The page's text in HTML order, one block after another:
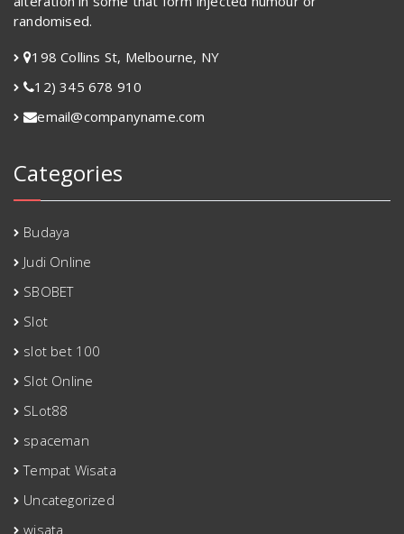
randomised.
198 Collins St, Melbourne, NY
12) 345 678 910
email@companyname.com
Categories
Budaya
Judi Online
SBOBET
Slot
slot bet 100
Slot Online
SLot88
spaceman
Tempat Wisata
Uncategorized
wisata